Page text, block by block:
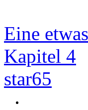
Eine
Kapitel 4
star65